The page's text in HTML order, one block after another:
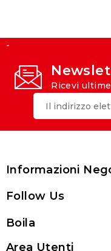
-
Ricevi
Informazioni
Follow Us
Boila
Area Utenti